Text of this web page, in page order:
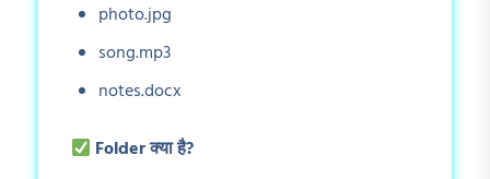
photo.jpg
song.mp3
notes.docx
Folderक्या है?